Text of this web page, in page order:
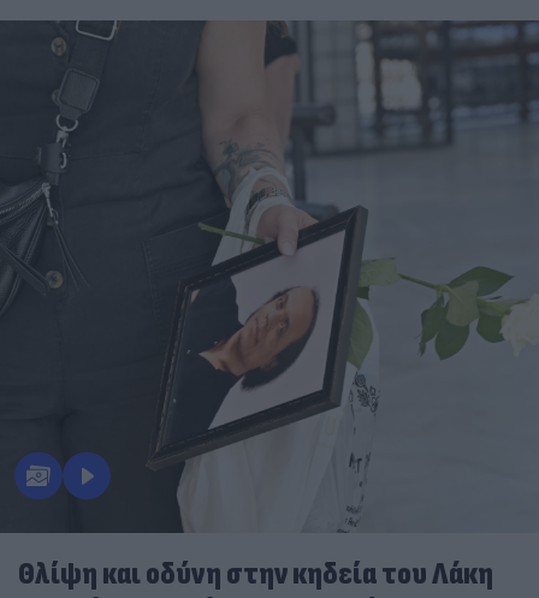
Θλίψη και οδύνη στην κηδεία του Λάκη